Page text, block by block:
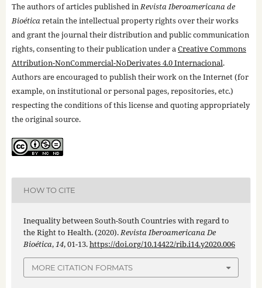
The authors of articles published inRevista Iberoamericana de
Bioéticaretain the intellectual property rights over their works
and grant the journal their distribution and public communication
rights, consenting to their publication under aCreative Commons
Attribution-NonCommercial-NoDerivates 4.0 Internacional.
Authors are encouraged to publish their work on the Internet (for
example, on institutional or personal pages, repositories, etc.)
respecting the conditions of this license and quoting appropriately
the original source.
HOW TO CITE
Inequality between South-South Countries with regard to
the Right to Health. (2020).Revista Iberoamericana De
Bioética,14, 01-13.https://doi.org/10.14422/rib.i14.y2020.006
MORE CITATION FORMATS